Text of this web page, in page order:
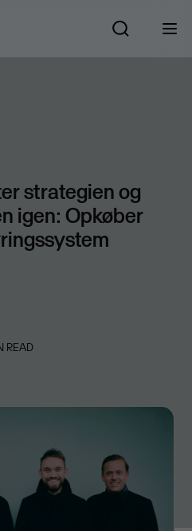
strategien og
igen: Opkøber
READ